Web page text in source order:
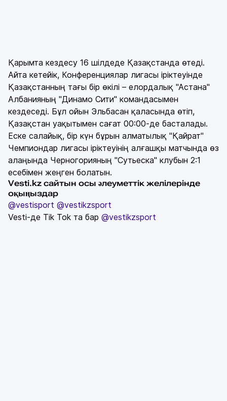
Қарымта кездесу 16 шілдеде Қазақстанда өтеді.
Айта кетейік, Конференциялар лигасы іріктеуінде
Қазақстанның тағы бір өкілі – елордалық "Астана"
Албанияның "Динамо Сити" командасымен
кездеседі. Бұл ойын Эльбасан қаласында өтіп,
Қазақстан уақытымен сағат 00:00-де басталады.
Еске салайық, бір күн бұрын алматылық "Қайрат"
Чемпиондар лигасы іріктеуінің алғашқы матчында өз
алаңында Черногорияның "Сутьеска" клубын 2:1
есебімен жеңген болатын.
Vesti.kz сайтын осы әлеуметтік желілерінде
оқыңыздар
@vestisport @vestikzsport
Vesti-де Tik Tok та бар @vestikzsport